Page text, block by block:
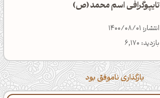
تایپوگرافی اسم محمد (ص)
انتشار: 1400/08/01
بازدید: 6,170
بارگذاری ناموفق بود